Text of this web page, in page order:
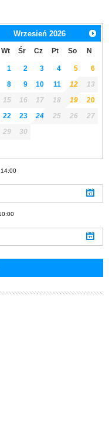
Wrzesień 2026
Wt Śr Cz Pt So N
1 2 3 4 5
6
8 9 10 11 12
13
15 16 17 18 19
20
22 23 24 25 26
27
29 30